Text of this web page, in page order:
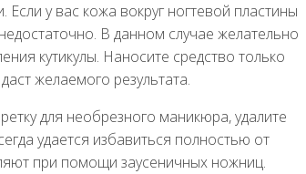
у вас кожа вокруг ногтевой пластины
В данном случае желательно
кутикулы. Наносите средство только
желаемого результата.
для необрезного маникюра, удалите
удается избавиться полностью от
при помощи заусеничных ножниц.